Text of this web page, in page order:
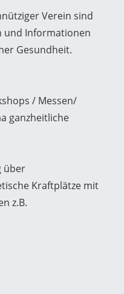
Verein sind
und Informationen
Gesundheit.
/ Messen/
ganzheitliche
über
Kraftplätze mit
z.B.